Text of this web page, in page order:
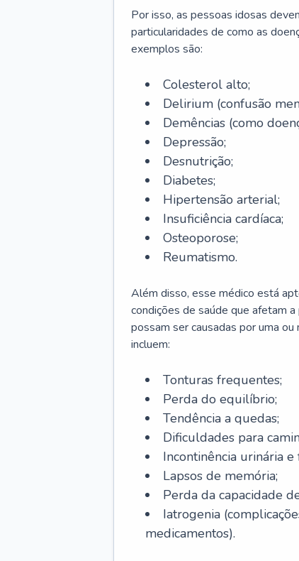
Por isso, as pessoas idosas
particularidades de como as
exemplos são:
Colesterol alto;
Delirium (confusão
Demências (como
Depressão;
Desnutrição;
Diabetes;
Hipertensão arterial;
Insuficiência cardíaca;
Osteoporose;
Reumatismo.
Além disso, esse médico está
condições de saúde que afetam
possam ser causadas por uma
incluem:
Tonturas frequentes;
Perda do equilíbrio;
Tendência a quedas;
Dificuldades para
Incontinência urinária e
Lapsos de memória;
Perda da capacidade
Iatrogenia
medicamentos).